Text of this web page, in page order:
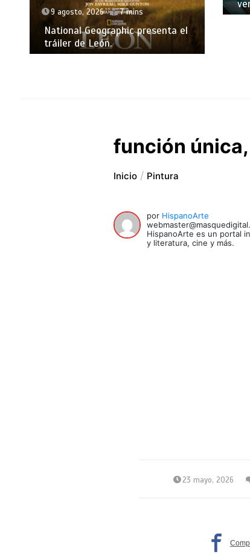
9 agosto, 2026 7 mins
National Geographic presenta el
tráiler de León.
función
Inicio Pintura
por HispanoArte
HispanoArte es un portal
y literatura, cine y más.
23 mayo, 2026